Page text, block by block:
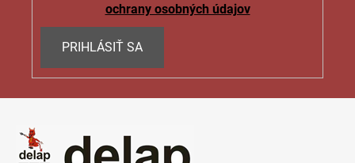
ochrany osobných údajov
PRIHLÁSIŤ SA